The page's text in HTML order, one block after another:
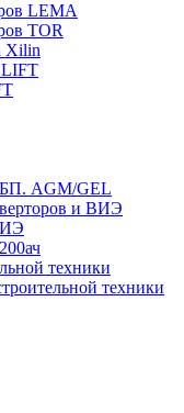
LEMA
TOR
Xilin
AGM/GEL
и ВИЭ
техники
техники